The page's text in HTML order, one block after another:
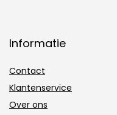
Informatie
Contact
Klantenservice
Over ons